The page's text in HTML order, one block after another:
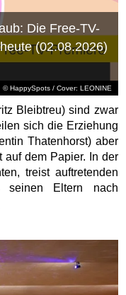
© HappySpots / Cover: LEONINE
Die Free-TV-
(02.08.2026)
Bleibtreu) sind zwar
sich die Erziehung
Thatenhorst) aber
dem Papier. In der
treist auftretenden
seinen Eltern nach